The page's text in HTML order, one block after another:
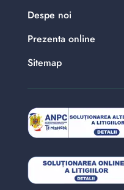
Despe noi
Prezenta online
Sitemap